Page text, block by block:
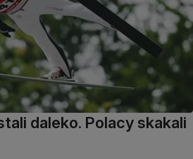
daleko. Polacy skakali